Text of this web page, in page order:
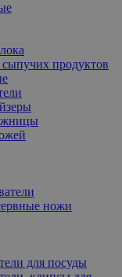
продуктов
ножи
для посуды